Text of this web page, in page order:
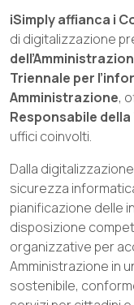
iSimply affianca i
di digitalizzazione
Triennale per
Amministrazione,
Responsabile
uffici coinvolti.
Dalla
sicurezza
pianificazione delle
disposizione
organizzative per
Amministrazione in
sostenibile,